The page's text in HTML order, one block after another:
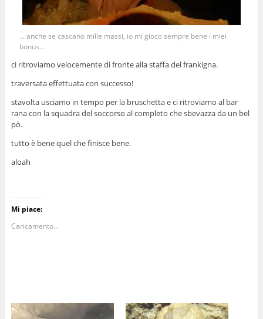
... anche se cascano mille massi, io mi gioco sempre bene i miei
bonus...
ci ritroviamo velocemente di fronte alla staffa del frankigna.
traversata effettuata con successo!
stavolta usciamo in tempo per la bruschetta e ci ritroviamo al bar
rana con la squadra del soccorso al completo che sbevazza da un bel
pò.
tutto è bene quel che finisce bene.
aloah
Mi piace:
Caricamento...